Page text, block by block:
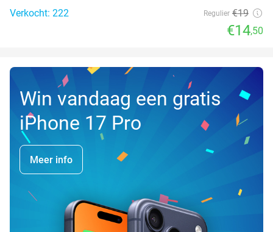
Verkocht: 222
Regulier €19
€14,50
Win vandaag een gratis
iPhone 17 Pro
Meer info